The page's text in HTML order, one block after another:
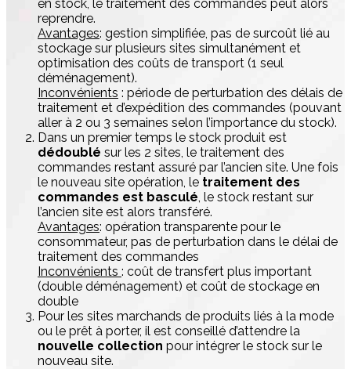
en stock, le traitement des commandes peut alors
reprendre.
Avantages: gestion simplifiée, pas de surcoût lié au
stockage sur plusieurs sites simultanément et
optimisation des coûts de transport (1 seul
déménagement).
Inconvénients : période de perturbation des délais de
traitement et d’expédition des commandes (pouvant
aller à 2 ou 3 semaines selon l’importance du stock).
Dans un premier temps le stock produit est
dédoublé sur les 2 sites, le traitement des
commandes restant assuré par l’ancien site. Une fois
le nouveau site opération, le traitement des
commandes est basculé , le stock restant sur
l’ancien site est alors transféré.
Avantages: opération transparente pour le
consommateur, pas de perturbation dans le délai de
traitement des commandes
Inconvénients : coût de transfert plus important
(double déménagement) et coût de stockage en
double
Pour les sites marchands de produits liés à la mode
ou le prêt à porter, il est conseillé d’attendre la
nouvelle collection pour intégrer le stock sur le
nouveau site.